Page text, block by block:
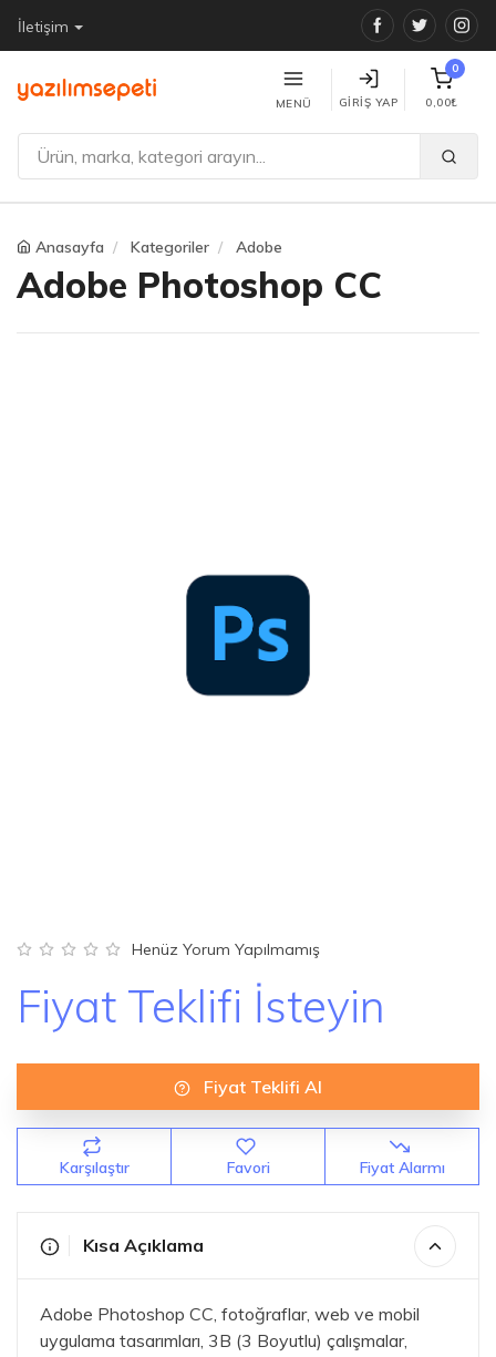
İletişim Facebook
Twitter
MENÜ GIRIŞ YAP
0
0,00₺
Anasayfa Kategoriler Adobe
Adobe Photoshop CC
Henüz Yorum Yapılmamış
Fiyat Teklifi İsteyin
Fiyat Teklifi Al
Karşılaştır Favori Fiyat Alarmı
Kısa Açıklama
Adobe Photoshop CC, fotoğraflar, web ve mobil
uygulama tasarımları, 3B (3 Boyutlu) çalışmalar,